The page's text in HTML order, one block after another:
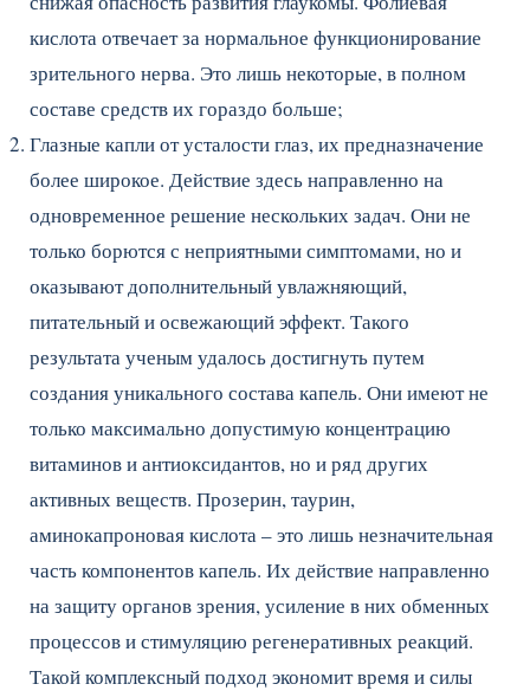
кислота отвечает за нормальное функционирование
зрительного нерва. Это лишь некоторые, в полном
составе средств их гораздо больше;
Глазные капли от усталости глаз, их предназначение
более широкое. Действие здесь направленно на
одновременное решение нескольких задач. Они не
только борются с неприятными симптомами, но и
оказывают дополнительный увлажняющий,
питательный и освежающий эффект. Такого
результата ученым удалось достигнуть путем
создания уникального состава капель. Они имеют не
только максимально допустимую концентрацию
витаминов и антиоксидантов, но и ряд других
активных веществ. Прозерин, таурин,
аминокапроновая кислота – это лишь незначительная
часть компонентов капель. Их действие направленно
на защиту органов зрения, усиление в них обменных
процессов и стимуляцию регенеративных реакций.
Такой комплексный подход экономит время и силы